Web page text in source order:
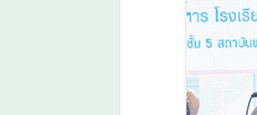
กา
กรมพัฒน์ คว้
ระบบ
กรมพัฒนาฝีมื
ศน
เที